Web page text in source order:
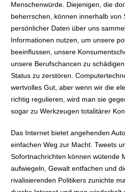
Menschenwürde. Diejenigen, die
beherrschen, können innerhalb von
persönlicher Daten über uns
Informationen nutzen, um unsere
beeinflussen, unsere
unsere Berufschancen zu
Status zu zerstören.
wertvolles Gut, aber wenn wir die
richtig regulieren, wird man sie
sogar zu Werkzeugen totalitärer
Das Internet bietet angehenden
einfachen Weg zur Macht. Tweets
Sofortnachrichten können wütende
aufwiegeln, Gewalt entfachen und
rivalisierenden Politikers zunichte